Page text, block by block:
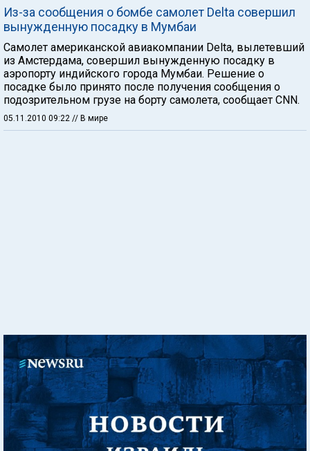
Из-за сообщения о бомбе самолет Delta совершил
вынужденную посадку в Мумбаи
Самолет американской авиакомпании Delta, вылетевший
из Амстердама, совершил вынужденную посадку в
аэропорту индийского города Мумбаи. Решение о
посадке было принято после получения сообщения о
подозрительном грузе на борту самолета, сообщает CNN.
05.11.2010 09:22 // В мире